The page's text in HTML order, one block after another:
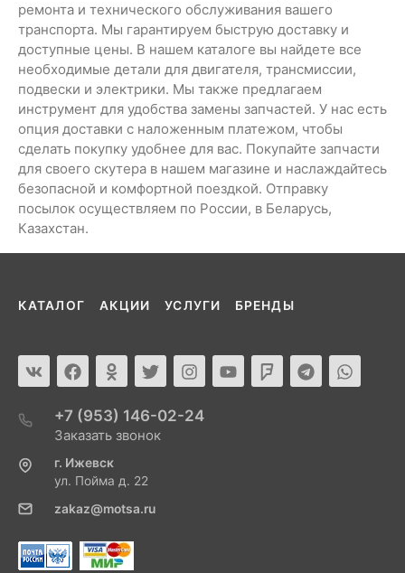
ремонта и технического обслуживания вашего
транспорта. Мы гарантируем быструю доставку и
доступные цены. В нашем каталоге вы найдете все
необходимые детали для двигателя, трансмиссии,
подвески и электрики. Мы также предлагаем
инструмент для удобства замены запчастей. У нас есть
опция доставки с наложенным платежом, чтобы
сделать покупку удобнее для вас. Покупайте запчасти
для своего скутера в нашем магазине и наслаждайтесь
безопасной и комфортной поездкой. Отправку
посылок осуществляем по России, в Беларусь,
Казахстан.
КАТАЛОГ АКЦИИ УСЛУГИ БРЕНДЫ
+7 (953) 146-02-24
Заказать звонок
г. Ижевск
ул. Пойма д. 22
zakaz@motsa.ru